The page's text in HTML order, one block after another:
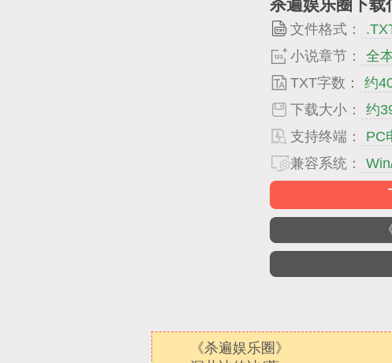
杀遍娱乐圈下载
文件格式：
小说章节：
全
TXT字数：
约
下载大小：
约
支持终端：
PC
兼容系统：